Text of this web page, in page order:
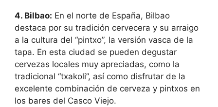
4. Bilbao: En el norte de España, Bilbao
destaca por su tradición cervecera y su arraigo
a la cultura del “pintxo”, la versión vasca de la
tapa. En esta ciudad se pueden degustar
cervezas locales muy apreciadas, como la
tradicional “txakoli”, así como disfrutar de la
excelente combinación de cerveza y pintxos en
los bares del Casco Viejo.